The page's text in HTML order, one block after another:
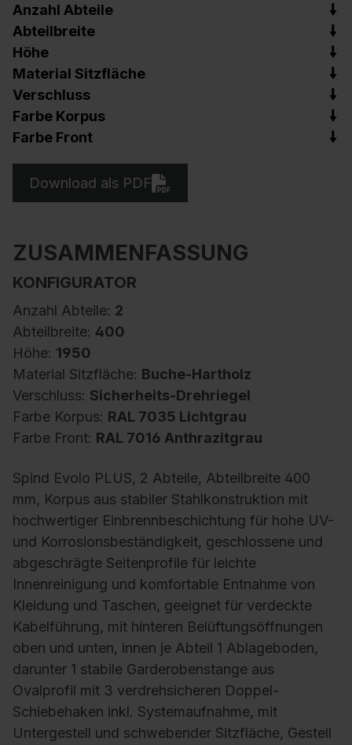
Anzahl Abteile
Abteilbreite
Höhe
Material Sitzfläche
Verschluss
Farbe Korpus
Farbe Front
Download als PDF
ZUSAMMENFASSUNG
KONFIGURATOR
Anzahl Abteile: 2
Abteilbreite: 400
Höhe: 1950
Material Sitzfläche: Buche-Hartholz
Verschluss: Sicherheits-Drehriegel
Farbe Korpus: RAL 7035 Lichtgrau
Farbe Front: RAL 7016 Anthrazitgrau
Spind Evolo PLUS, 2 Abteile, Abteilbreite 400
mm, Korpus aus stabiler Stahlkonstruktion mit
hochwertiger Einbrennbeschichtung für hohe UV-
und Korrosionsbeständigkeit, geschlossene und
abgeschrägte Seitenprofile für leichte
Innenreinigung und komfortable Entnahme von
Kleidung und Taschen, geeignet für verdeckte
Kabelführung, mit hinteren Belüftungsöffnungen
oben und unten, innen je Abteil 1 Ablageboden,
darunter 1 stabile Garderobenstange aus
Ovalprofil mit 3 verdrehsicheren Doppel-
Schiebehaken inkl. Systemaufnahme, mit
Untergestell und schwebender Sitzfläche, Gestell